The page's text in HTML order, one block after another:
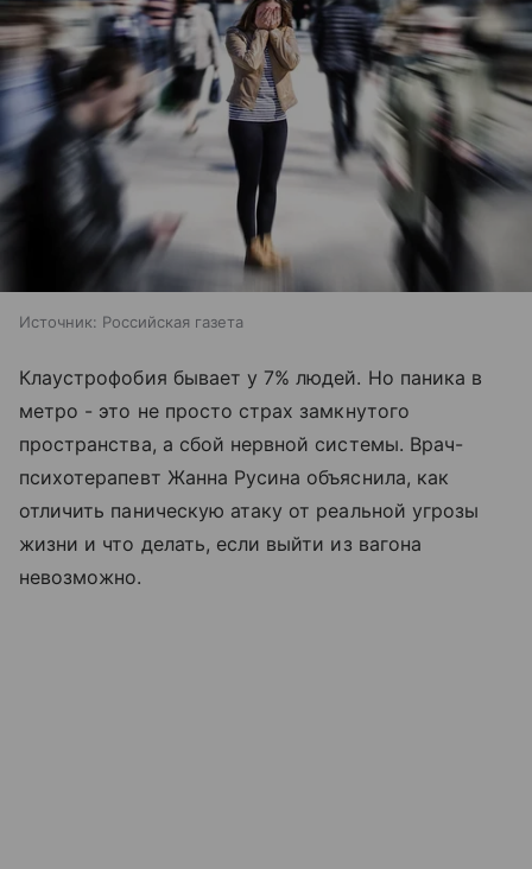
Источник: Российская газета
Клаустрофобия бывает у 7% людей. Но паника в
метро - это не просто страх замкнутого
пространства, а сбой нервной системы. Врач-
психотерапевт Жанна Русина объяснила, как
отличить паническую атаку от реальной угрозы
жизни и что делать, если выйти из вагона
невозможно.